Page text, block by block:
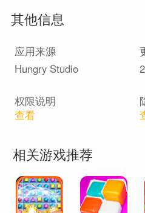
趣：清除尽可能多的方块来获得高
将使益智小游戏变得更容易。免费
间规划技能并训练您的大脑，更能
"Block Blast"拥有两种有趣的游戏
且可以锻炼大脑，提高智力。
脑训练挑战中消除尽可能多的方块
的方块，直到网格上没有剩余空间
其他信息
应用来源
Hungry Studio
权限说明
查看
相关游戏推荐